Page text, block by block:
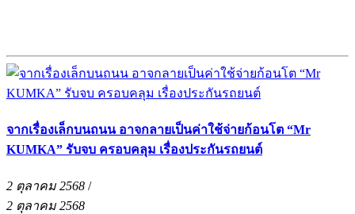
จากเรื่องเล็กบนถนน อาจกลายเป็นค่าใช้จ่ายก้อนโต “Mr
KUMKA” รับจบ ครอบคลุม เรื่องประกันรถยนต์
2 ตุลาคม 2568 /
2 ตุลาคม 2568